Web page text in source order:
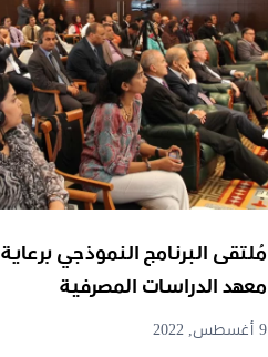
مُلتقى البرنامج النموذجي برعاية
معهد الدراسات المصرفية
والمالية مع مع…
9 أغسطس, 2022